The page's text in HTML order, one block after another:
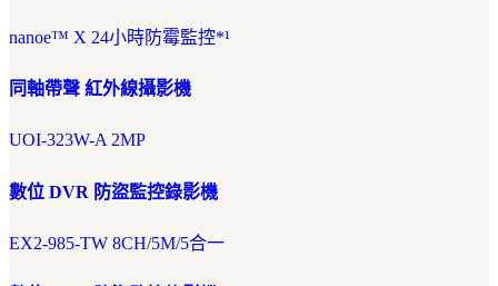
nanoe™ X 24小時防霉監控*¹
同軸帶聲 紅外線攝影機
UOI-323W-A 2MP
數位 DVR 防盜監控錄影機
EX2-985-TW 8CH/5M/5合一